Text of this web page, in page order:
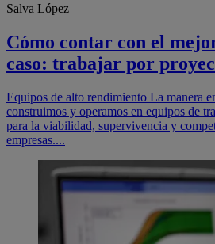
Salva López
Cómo contar con el
caso: trabajar por
Equipos de alto rendimiento La manera
construimos y operamos en equipos de
para la viabilidad, supervivencia y
empresas....